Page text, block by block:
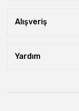
Alışveriş
Yardım